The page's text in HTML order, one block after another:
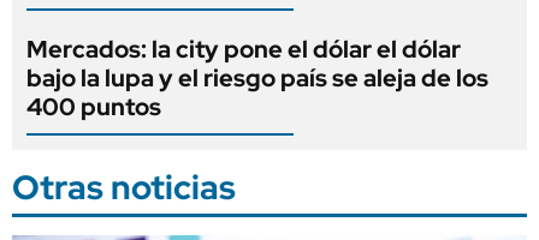
Mercados: la city pone el dólar el dólar
bajo la lupa y el riesgo país se aleja de los
400 puntos
Otras noticias